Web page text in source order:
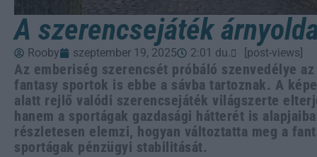
A szerencsejáték
Rooby szeptember 19, 2025 2:01 du. [post-views]
Az emberiség szerencsét próbáló szenvedélye
fantasy sportok is ebbe a sávba tartoznak. A
alatt rejlő valódi szerencsejáték világszerte
hanem a sportágak gazdasági hátterét is
részletesen elemzi, hogyan változtatta meg a
sportágak pénzügyi stabilitását.